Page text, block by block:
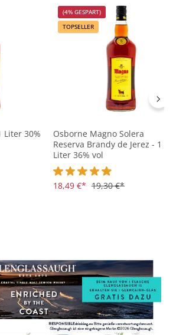
Liter 30%
von 4.9 von 5 Sternen
(4% GESPART)
TOPSELLER
Osborne Magno Solera
Reserva Brandy de Jerez - 1
Liter 36% vol
Durchschnittliche
18,49 €* 19,30 €*